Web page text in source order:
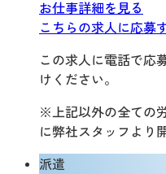
お仕事詳細を見る
こちらの求人に応募
この求人に電話で応
けください。
※上記以外の全ての
に弊社スタッフより
派遣